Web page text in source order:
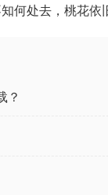
知何处去，桃花
？